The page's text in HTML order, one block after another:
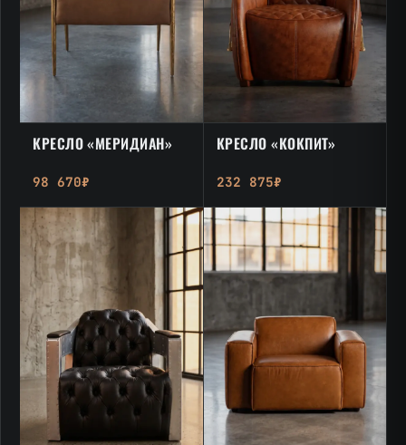
КРЕСЛО «МЕРИДИАН»
98 670₽
КРЕСЛО «КОКПИТ»
232 875₽